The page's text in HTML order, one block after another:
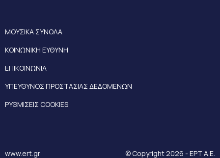
ΜΟΥΣΙΚΑ ΣΥΝΟΛΑ
ΚΟΙΝΩΝΙΚΗ ΕΥΘΥΝΗ
ΕΠΙΚΟΙΝΩΝΙΑ
ΥΠΕΥΘΥΝΟΣ ΠΡΟΣΤΑΣΙΑΣ ΔΕΔΟΜΕΝΩΝ
ΡΥΘΜΙΣΕΙΣ COOKIES
www.ert.gr © Copyright 2026 - ΕΡΤ Α.Ε.